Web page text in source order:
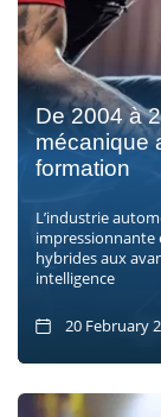
De 2004 à
mécanique
formation
L’industrie
impressionnante
hybrides aux
intelligence
20 February